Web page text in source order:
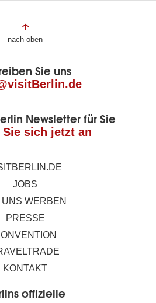
Fußbereich
Seite
nach oben
Sie uns
Newsletter für Sie
Sie sich jetzt an
JOBS
UNS WERBEN
PRESSE
KONTAKT
offizielle